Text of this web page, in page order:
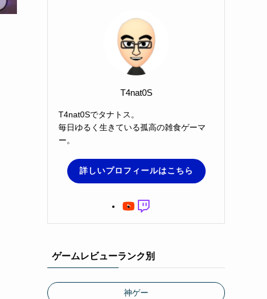
T4nat0S
T4nat0Sでタナトス。
毎日ゆるく生きている孤高の雑食ゲーマ
ー。
詳しいプロフィールはこちら
ゲームレビューランク別
神ゲー